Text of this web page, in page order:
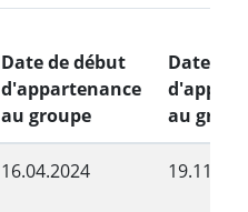
Date de début
d'appartenance
au groupe
Date de
au
16.04.2024